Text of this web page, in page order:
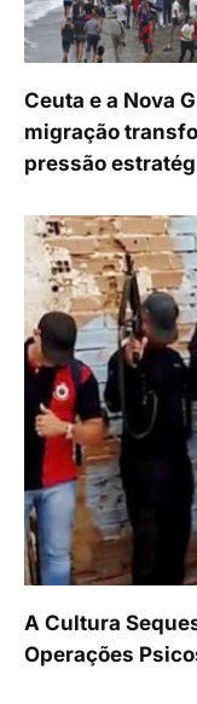
Ceuta e a Nova
migração
pressão
A Cultura
Operações